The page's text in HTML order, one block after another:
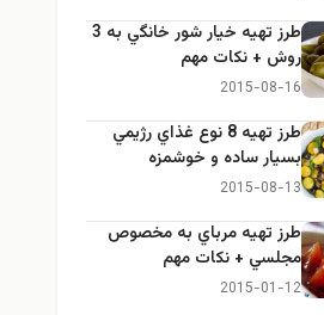
طرز تهيه خیار شور خانگي به 3
روش + نكات مهم
2015-08-16
طرز تهيه 8 نوع غذاي رژيمي
بسيار ساده و خوشمزه
2015-08-13
طرز تهيه مرباي به مخصوص
مجلسي + نكات مهم
2015-01-12